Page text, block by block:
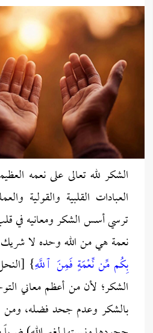
الشكر لله تعالى على نعمه
العبادات القلبية والقولية
ترسي أسس الشكر ومعانيه في
نعمة هي من الله وحده لا شريك
بِكُم مِّن نِّعْمَةٍ فَمِنَ ٱللَّهِ
الشكر؛ لأن من أعظم معاني
بالشكر وعدم جحد فضله، ومن